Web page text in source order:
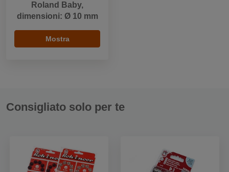
Roland Baby,
dimensioni: Ø 10 mm
Mostra
Consigliato solo per te